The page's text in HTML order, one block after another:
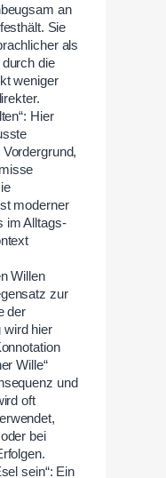
an
Sie
als
die
weniger
Hier
moderner
im Alltags-
Willen
zur
der
wird hier
Wille“
und
oft
bei
sein“: Ein